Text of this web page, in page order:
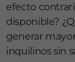
efecto
disponible?
generar
inquilinos sin